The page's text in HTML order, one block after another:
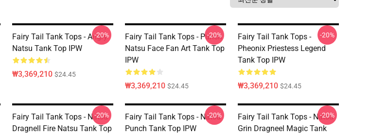
Fairy Tail Tank Tops - Angry
Natsu Tank Top IPW
₩3,369,210 $24.45
-20%
Fairy Tail Tank Tops - Punch
Natsu Face Fan Art Tank Top
IPW
₩3,369,210 $24.45
-20%
Fairy Tail Tank Tops -
Pheonix Priestess Legend
Tank Top IPW
₩3,369,210 $24.45
-20%
Fairy Tail Tank Tops - Natsu
Dragnell Fire Natsu Tank Top
-20%
Fairy Tail Tank Tops - Natsu
Punch Tank Top IPW
-20%
Fairy Tail Tank Tops - Natsu
Grin Dragneel Magic Tank
-20%